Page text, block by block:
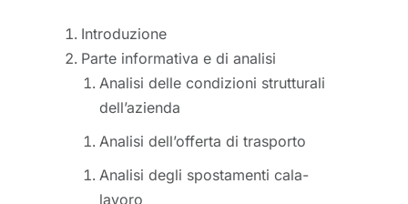
Introduzione
Parte informativa e di analisi
Analisi delle condizioni strutturali
dell’azienda
Analisi dell’offerta di trasporto
Analisi degli spostamenti cala-
lavoro